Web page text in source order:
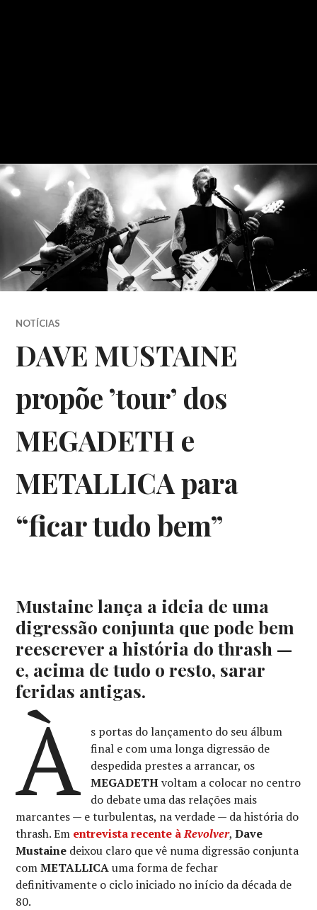
NOTÍCIAS
DAVE MUSTAINE
propõe ’tour’ dos
MEGADETH e
METALLICA para
“ficar tudo bem”
Mustaine lança a ideia de uma
digressão conjunta que pode bem
reescrever a história do thrash —
e, acima de tudo o resto, sarar
feridas antigas.
À
s portas do lançamento do seu álbum
final e com uma longa digressão de
despedida prestes a arrancar, os
MEGADETHvoltam a colocar no centro
do debate uma das relações mais
marcantes — e turbulentas, na verdade — da história do
thrash. Em entrevista recente àRevolver,Dave
Mustaine deixou claro que vê numa digressão conjunta
comMETALLICAuma forma de fechar
definitivamente o ciclo iniciado no início da década de
80.